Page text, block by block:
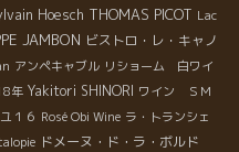
Hoesch THOMAS PICOT Lac
JAMBON ビストロ・レ・キャノ
アンペキャブル リショーム 白ワイ
年 Yakitori SHINORI ワイン ＳＭ
１６ Rosé Obi Wine ラ・トランシェ
ドメーヌ・ド・ラ・ボルド